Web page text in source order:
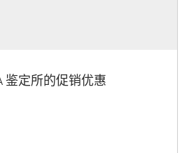
鉴定所的促销优惠